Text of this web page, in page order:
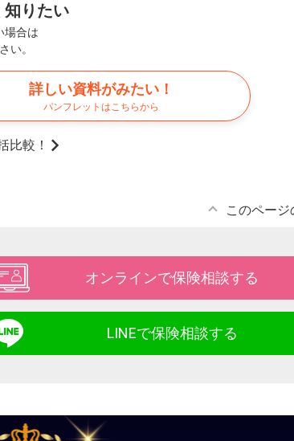
知りたい
場合は
い。
詳しい資料がみたい！
パンフレットはこちらから
比較！
このペー
オンラインで保険相談する
LINEで保険相談する